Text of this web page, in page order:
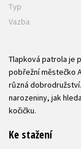
Typ
Vazba
Tlapková patrola je
pobřežní městečko
různá
narozeniny, jak
kočičku.
Ke stažení